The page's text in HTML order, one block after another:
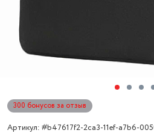
300 бонусов за отзыв
Артикул: #b47617f2-2ca3-11ef-a7b6-